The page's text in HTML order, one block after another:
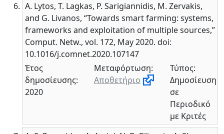
A. Lytos, T. Lagkas, P. Sarigiannidis, M. Zervakis,
and G. Livanos, “Towards smart farming: systems,
frameworks and exploitation of multiple sources,”
Comput. Netw., vol. 172, May 2020. doi:
10.1016/j.comnet.2020.107147
Έτος
δημοσίευσης:
2020
Μεταφόρτωση:
Αποθετήριο
Τύπος:
Δημοσίευση
σε
Περιοδικό
με Κριτές